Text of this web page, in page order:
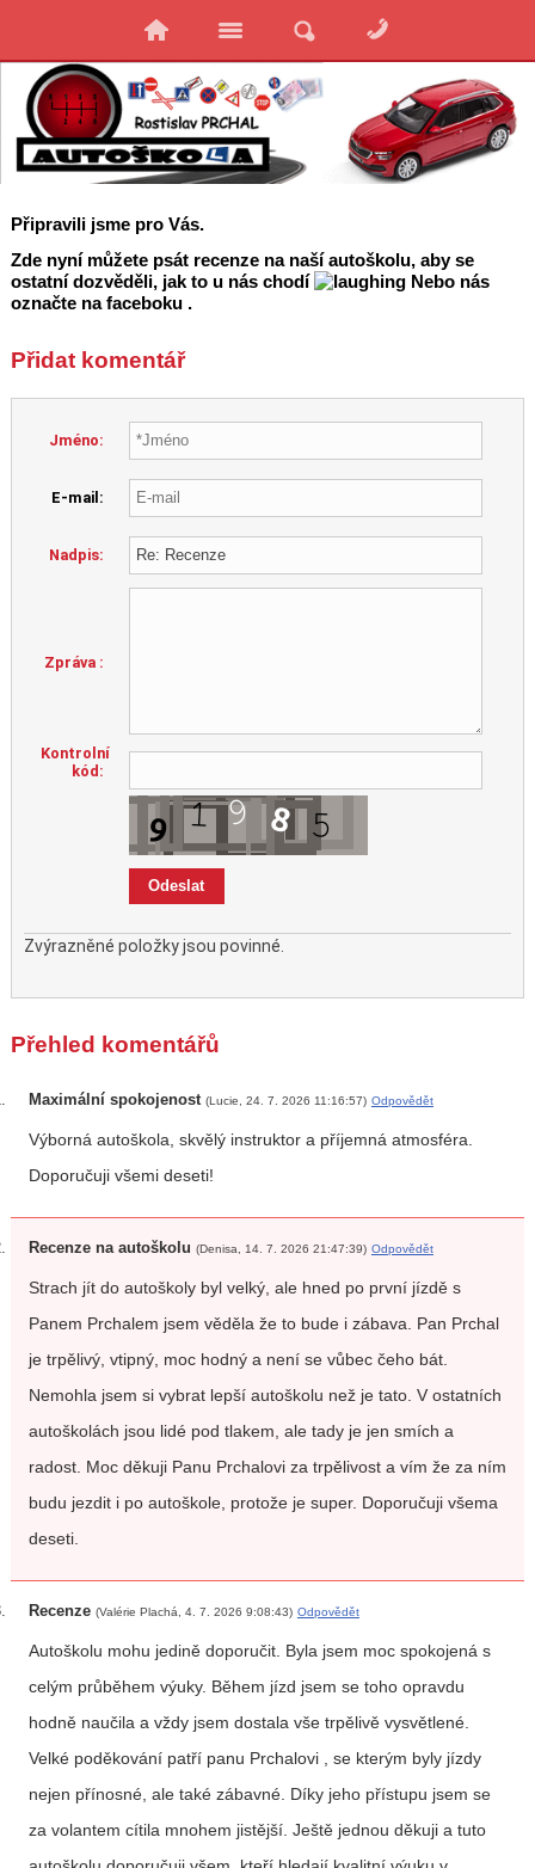
Připravili jsme pro Vás.
Zde nyní můžete psát recenze na naší autoškolu, aby se
ostatní dozvěděli, jak to u nás chodí
Nebo nás
označte na faceboku .
Přidat komentář
Jméno:
E-mail:
Nadpis:
Zpráva :
Kontrolní
kód:
Zvýrazněné položky jsou povinné.
Přehled komentářů
Maximální spokojenost (Lucie, 24. 7. 2026 11:16:57) Odpovědět
Výborná autoškola, skvělý instruktor a příjemná atmosféra.
Doporučuji všemi deseti!
Recenze na autoškolu (Denisa, 14. 7. 2026 21:47:39) Odpovědět
Strach jít do autoškoly byl velký, ale hned po první jízdě s
Panem Prchalem jsem věděla že to bude i zábava. Pan Prchal
je trpělivý, vtipný, moc hodný a není se vůbec čeho bát.
Nemohla jsem si vybrat lepší autoškolu než je tato. V ostatních
autoškolách jsou lidé pod tlakem, ale tady je jen smích a
radost. Moc děkuji Panu Prchalovi za trpělivost a vím že za ním
budu jezdit i po autoškole, protože je super. Doporučuji všema
deseti.
Recenze (Valérie Plachá, 4. 7. 2026 9:08:43) Odpovědět
Autoškolu mohu jedině doporučit. Byla jsem moc spokojená s
celým průběhem výuky. Během jízd jsem se toho opravdu
hodně naučila a vždy jsem dostala vše trpělivě vysvětlené.
Velké poděkování patří panu Prchalovi , se kterým byly jízdy
nejen přínosné, ale také zábavné. Díky jeho přístupu jsem se
za volantem cítila mnohem jistější. Ještě jednou děkuji a tuto